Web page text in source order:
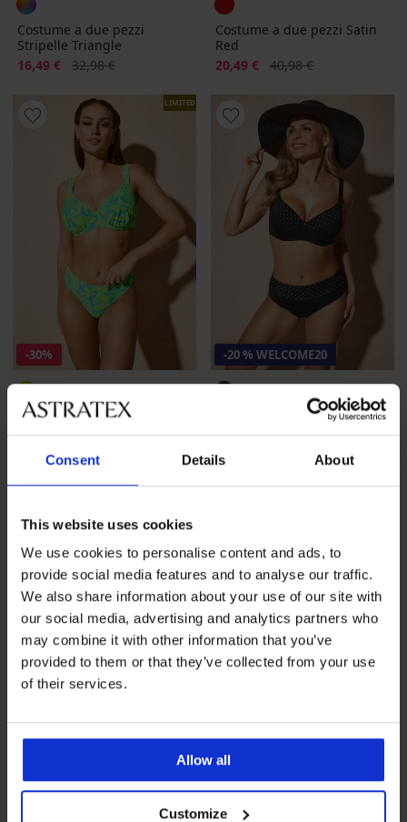
Consent Details About
This website uses cookies
We use cookies to personalise content and ads, to
provide social media features and to analyse our traffic.
We also share information about your use of our site with
our social media, advertising and analytics partners who
may combine it with other information that you’ve
provided to them or that they’ve collected from your use
of their services.
Allow all
Customize
Costume a due pezzi
Stripelle Triangle
Sconto
16,49 € Prezzo originale
32,98 €
Costume a due pezzi Satin
Red
Sconto
20,49 € Prezzo originale
40,98 €
LIMITED
-30%
Costume a due pezzi Limeon
Sconto
82,58 €Prezzo originale
117,98 €
-20 % WELCOME20
Costume a due pezzi ad
asciugatura rapida Spacer
96,98 €
77,58 €codiceWELCOME20
LIMITED